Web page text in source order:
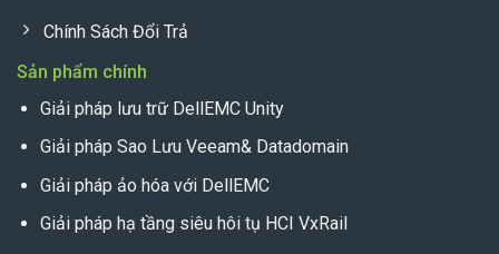
Chính Sách Đổi Trả
Sản phẩm chính
Giải pháp lưu trữ DellEMC Unity
Giải pháp Sao Lưu Veeam& Datadomain
Giải pháp ảo hóa với DellEMC
Giải pháp hạ tầng siêu hôi tụ HCI VxRail